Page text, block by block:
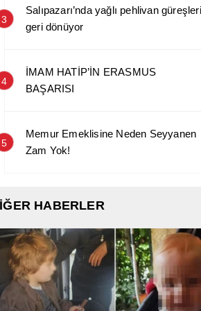
3
Salıpazarı’nda yağlı pehlivan güreşleri
geri dönüyor
4
İMAM HATİP’İN ERASMUS
BAŞARISI
5
Memur Emeklisine Neden Seyyanen
Zam Yok!
HABERLER